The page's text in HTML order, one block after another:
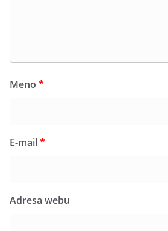
Meno *
E-mail*
Adresa webu